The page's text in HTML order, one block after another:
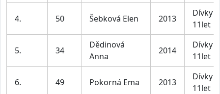
4. 50 Šebková Elen 2013
Dívky
11let
5. 34
Dědinová
Anna
2014
Dívky
11let
6. 49 Pokorná Ema 2013
Dívky
11let